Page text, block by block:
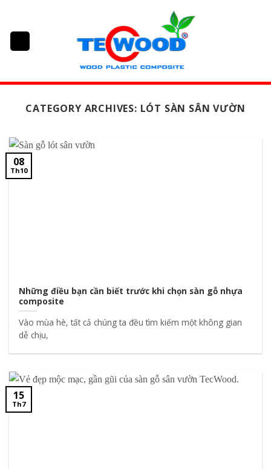
content
CATEGORY ARCHIVES: LÓT SÀN SÂN VƯỜN
Những điều bạn cần biết trước khi chọn sàn gỗ nhựa
composite
Vào mùa hè, tất cả chúng ta đều tìm kiếm một không gian
dễ chịu,
08
Th10
15
Th7